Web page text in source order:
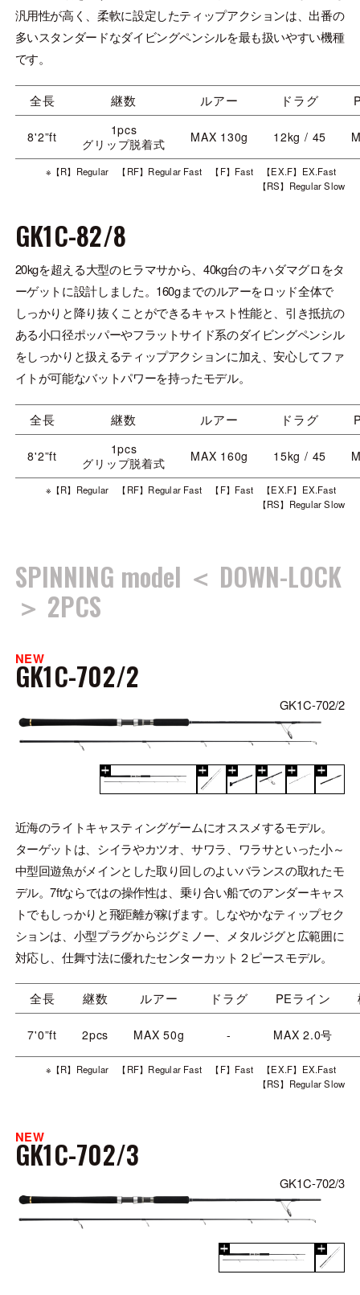
汎用性が高く、柔軟に設定したティップアクションは、出番の
多いスタンダードなダイビングペンシルを最も扱いやすい機種
です。
全長 継数 ルアー ドラグ
8'2”ft
1pcs
グリップ脱着式
MAX 130g 12kg / 45
※【R】Regular 【RF】Regular Fast 【F】Fast 【EX.F】EX.Fast
【RS】Regular Slow
GK1C-82/8
20kgを超える大型のヒラマサから、40kg台のキハダマグロをタ
ーゲットに設計しました。160gまでのルアーをロッド全体で
しっかりと降り抜くことができるキャスト性能と、引き抵抗の
ある小口径ポッパーやフラットサイド系のダイビングペンシル
をしっかりと扱えるティップアクションに加え、安心してファ
イトが可能なバットパワーを持ったモデル。
全長 継数 ルアー ドラグ
8'2”ft
1pcs
グリップ脱着式
MAX 160g 15kg / 45
※【R】Regular 【RF】Regular Fast 【F】Fast 【EX.F】EX.Fast
【RS】Regular Slow
SPINNING model ＜ DOWN-LOCK
＞ 2PCS
NEW
GK1C-702/2
GK1C-702/2
近海のライトキャスティングゲームにオススメするモデル。
ターゲットは、シイラやカツオ、サワラ、ワラサといった小～
中型回遊魚がメインとした取り回しのよいバランスの取れたモ
デル。7ftならではの操作性は、乗り合い船でのアンダーキャス
トでもしっかりと飛距離が稼げます。しなやかなティップセク
ションは、小型プラグからジグミノー、メタルジグと広範囲に
対応し、仕舞寸法に優れたセンターカット２ピースモデル。
全長 継数 ルアー ドラグ PEライン
7'0”ft 2pcs MAX 50g - MAX 2.0号
※【R】Regular 【RF】Regular Fast 【F】Fast 【EX.F】EX.Fast
【RS】Regular Slow
NEW
GK1C-702/3
GK1C-702/3